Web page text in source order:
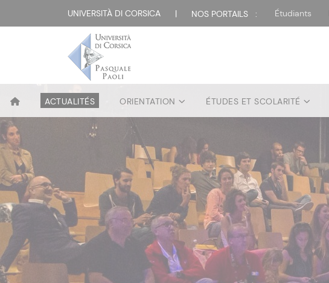
UNIVERSITÀ DI CORSICA | NOS PORTAILS : Étudiants
ACTUALITÉS ORIENTATION ÉTUDES ET SCOLARITÉ